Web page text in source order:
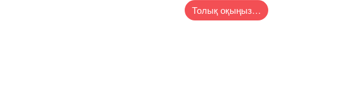
Толық оқыңыз…